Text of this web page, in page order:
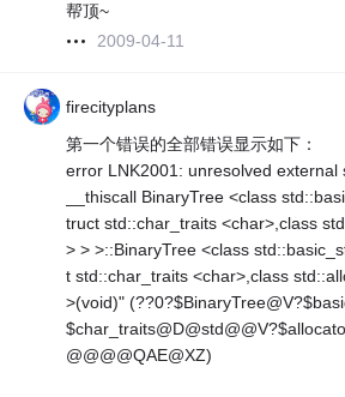
帮顶~
2009-04-11
firecityplans
第一个错误的全部错误显示如下：
error LNK2001: unresolved external
__thiscall BinaryTree <class
truct std::char_traits <char>,class
> > >::BinaryTree <class
t std::char_traits <char>,class
>(void)"
@@@@QAE@XZ)